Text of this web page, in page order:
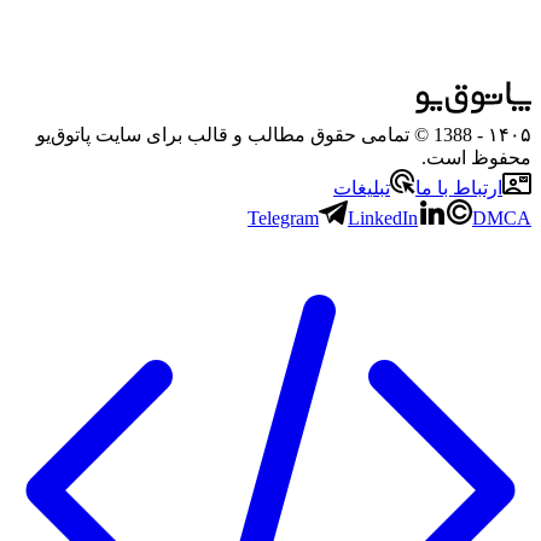
۱۴۰۵
- 1388 © تمامی حقوق مطالب و قالب برای سایت پاتوق‌یو
محفوظ است.
ارتباط با ما
تبلیغات
Telegram
LinkedIn DMCA